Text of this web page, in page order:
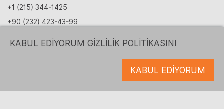
+1 (215) 344-1425
+90 (232) 423-43-99
partnership@logrusit.com.tr
KABUL EDİYORUM GİZLİLİK POLİTİKASINI
KABUL EDİYORUM